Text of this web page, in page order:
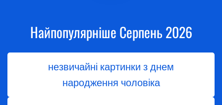
Найпопулярніше Серпень 2026
незвичайні картинки з днем
народження чоловіка